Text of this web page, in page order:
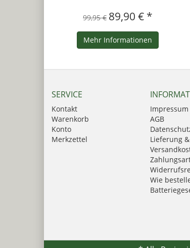
99,95 € 89,90 € *
Mehr Informationen
SERVICE
Kontakt
Warenkorb
Konto
Merkzettel
Impressum
AGB
Lieferung &
Wie